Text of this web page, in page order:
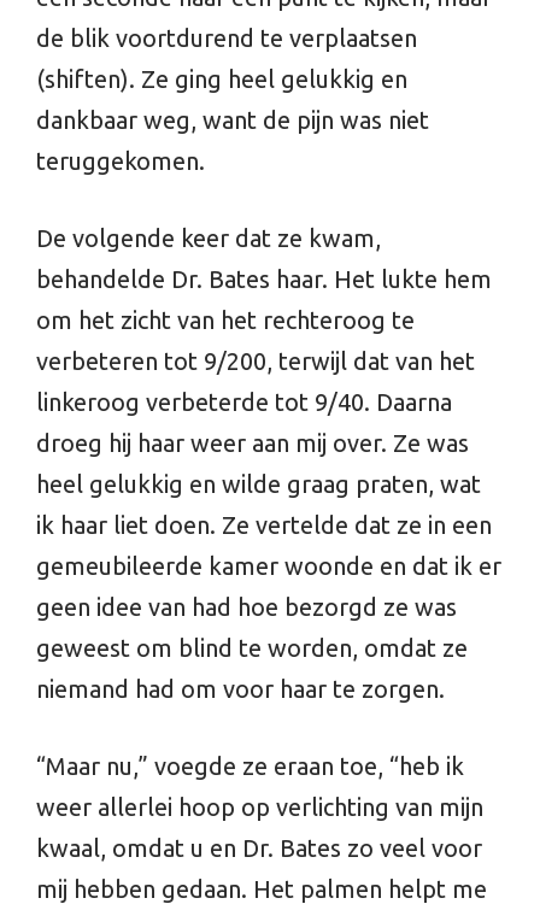
de blik voortdurend te verplaatsen
(shiften). Ze ging heel gelukkig en
dankbaar weg, want de pijn was niet
teruggekomen.
De volgende keer dat ze kwam,
behandelde Dr. Bates haar. Het lukte hem
om het zicht van het rechteroog te
verbeteren tot 9/200, terwijl dat van het
linkeroog verbeterde tot 9/40. Daarna
droeg hij haar weer aan mij over. Ze was
heel gelukkig en wilde graag praten, wat
ik haar liet doen. Ze vertelde dat ze in een
gemeubileerde kamer woonde en dat ik er
geen idee van had hoe bezorgd ze was
geweest om blind te worden, omdat ze
niemand had om voor haar te zorgen.
“Maar nu,” voegde ze eraan toe, “heb ik
weer allerlei hoop op verlichting van mijn
kwaal, omdat u en Dr. Bates zo veel voor
mij hebben gedaan. Het palmen helpt me